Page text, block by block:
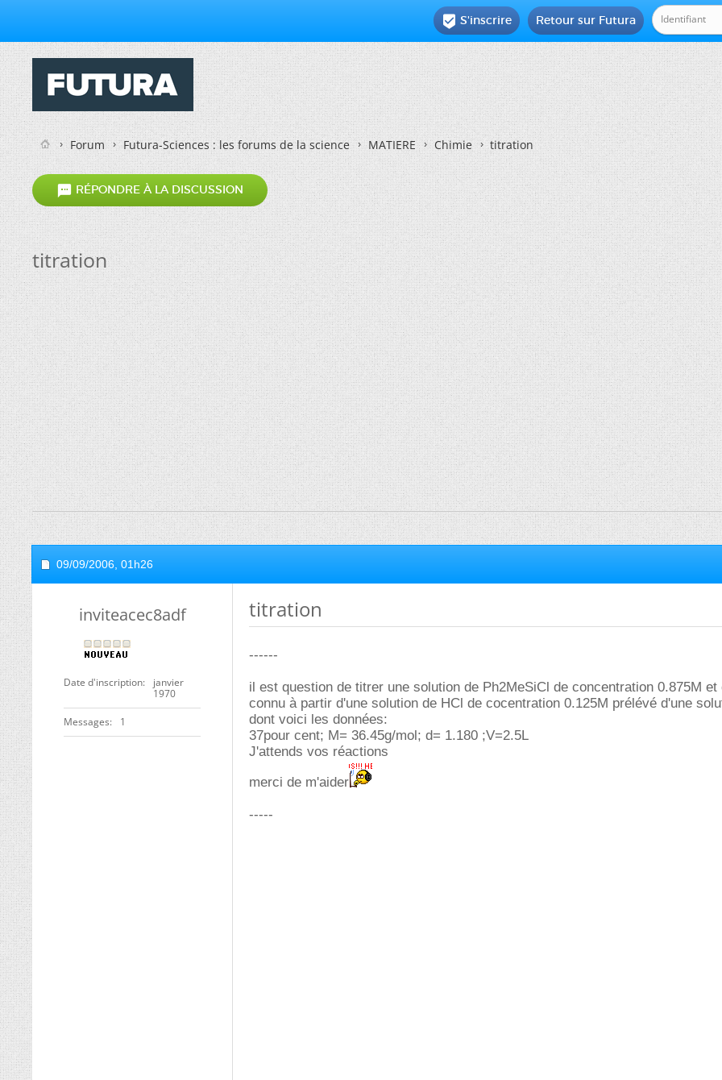
Retour sur Futura
 S'inscrire
Forum Futura-Sciences : les forums de la science MATIERE Chimie titration
 RÉPONDRE À LA DISCUSSION
titration
09/09/2006, 01h26
inviteacec8adf
Date d'inscription
janvier
1970
Messages 1
titration
------
il est question de titrer une solution de Ph2MeSiCl de concentration 0.875M et
connu à partir d'une solution de HCl de cocentration 0.125M prélévé d'une
dont voici les données:
37pour cent; M= 36.45g/mol; d= 1.180 ;V=2.5L
J'attends vos réactions
merci de m'aider
-----